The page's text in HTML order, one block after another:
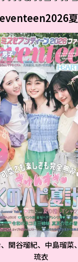
関谷瑠紀、中島瑠菜
琉衣